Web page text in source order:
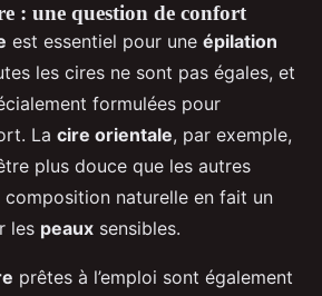
: une question de confort
est essentiel pour une épilation
les cires ne sont pas égales, et
formulées pour
La cire orientale, par exemple,
plus douce que les autres
composition naturelle en fait un
les peaux sensibles.
prêtes à l’emploi sont également